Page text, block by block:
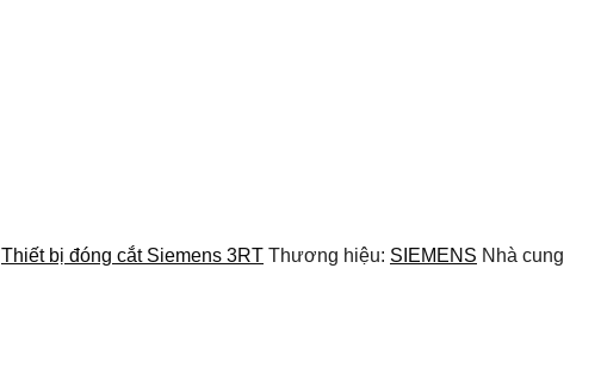
Thiết bị đóng cắt Siemens 3RT Thương hiệu: SIEMENS Nhà cung